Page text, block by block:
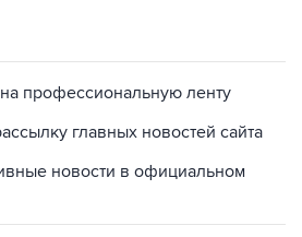
профессиональную ленту
главных новостей сайта
новости в официальном